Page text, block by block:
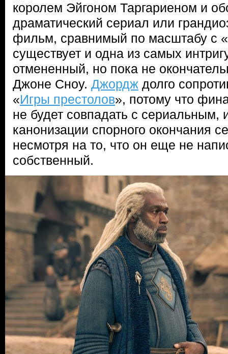
королем Эйгоном Таргариеном и
драматический сериал или
фильм, сравнимый по масштабу с «
существует и одна из самых
отмененный, но пока не
Джоне Сноу. Джордж долго
«Игры престолов», потому что
не будет совпадать с сериальным,
канонизации спорного окончания
несмотря на то, что он еще не
собственный.